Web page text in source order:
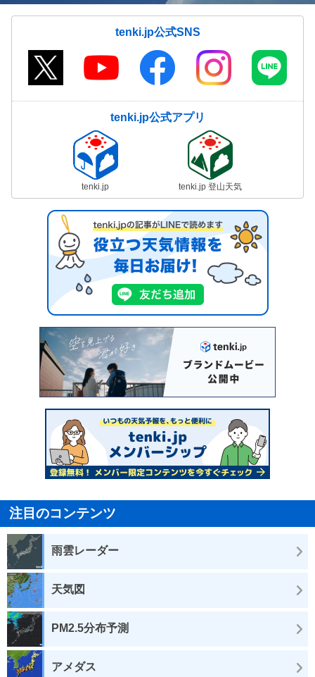
tenki.jp公式SNS
tenki.jp公式アプリ
tenki.jp tenki.jp 登山天気
注目のコンテンツ
雨雲レーダー
天気図
PM2.5分布予測
アメダス